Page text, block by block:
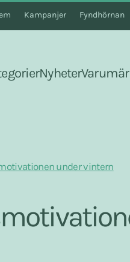
Kampanjer Fyndhörnan
Nyheter
under vintern